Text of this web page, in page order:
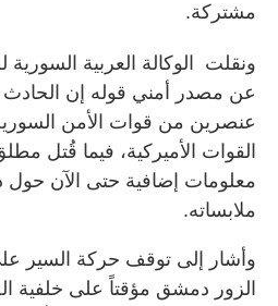
مشتركة.
ونقلت الوكالة العربية السورية
عن مصدر أمني قوله إن
عنصرين من قوات الأمن
القوات الأميركية، فيما قُتل
معلومات إضافية حتى الآن حول
ملابساته.
وأشار إلى توقف حركة السير
الزور دمشق مؤقتاً على خلفية